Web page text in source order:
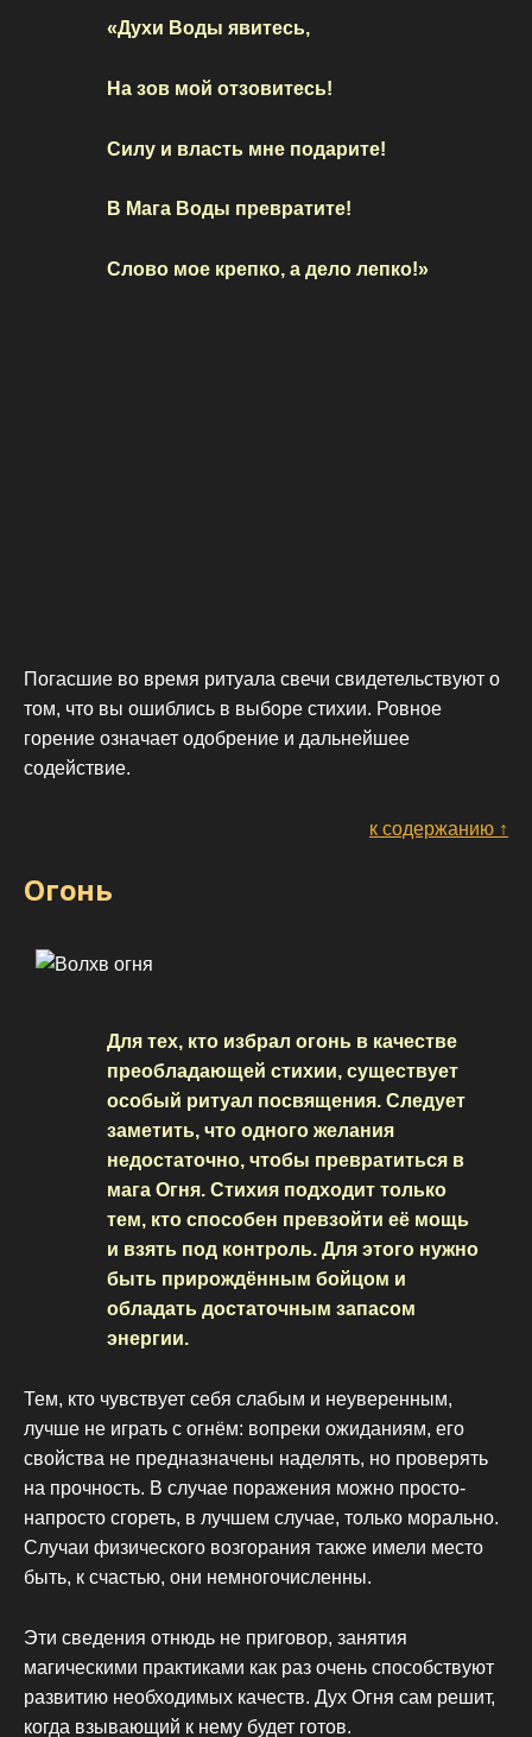
«Духи Воды явитесь,
На зов мой отзовитесь!
Силу и власть мне подарите!
В Мага Воды превратите!
Слово мое крепко, а дело лепко!»
Погасшие во время ритуала свечи свидетельствуют о
том, что вы ошиблись в выборе стихии. Ровное
горение означает одобрение и дальнейшее
содействие.
к содержанию ↑
Огонь
Для тех, кто избрал огонь в качестве
преобладающей стихии, существует
особый ритуал посвящения. Следует
заметить, что одного желания
недостаточно, чтобы превратиться в
мага Огня. Стихия подходит только
тем, кто способен превзойти её мощь
и взять под контроль. Для этого нужно
быть прирождённым бойцом и
обладать достаточным запасом
энергии.
Тем, кто чувствует себя слабым и неуверенным,
лучше не играть с огнём: вопреки ожиданиям, его
свойства не предназначены наделять, но проверять
на прочность. В случае поражения можно просто-
напросто сгореть, в лучшем случае, только морально.
Случаи физического возгорания также имели место
быть, к счастью, они немногочисленны.
Эти сведения отнюдь не приговор, занятия
магическими практиками как раз очень способствуют
развитию необходимых качеств. Дух Огня сам решит,
когда взывающий к нему будет готов.